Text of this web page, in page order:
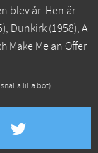
blev år. Hen är
Dunkirk (1958), A
Make Me an Offer
lilla bot).